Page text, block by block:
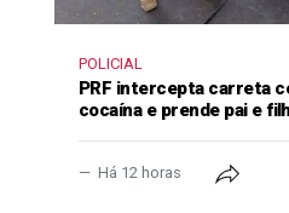
POLICIAL
PRF intercepta carreta
cocaína e prende pai e
Há 12 horas